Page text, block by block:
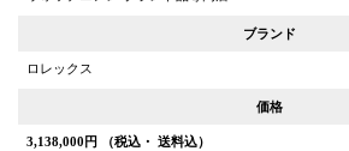
ブランド
ロレックス
価格
3,138,000 円 （税込・ 送料込）